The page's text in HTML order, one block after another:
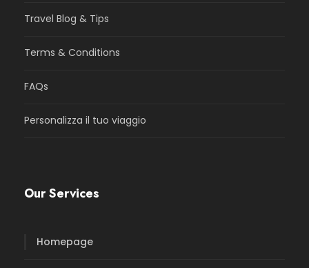
Travel Blog & Tips
Terms & Conditions
FAQs
Personalizza il tuo viaggio
Our Services
Homepage